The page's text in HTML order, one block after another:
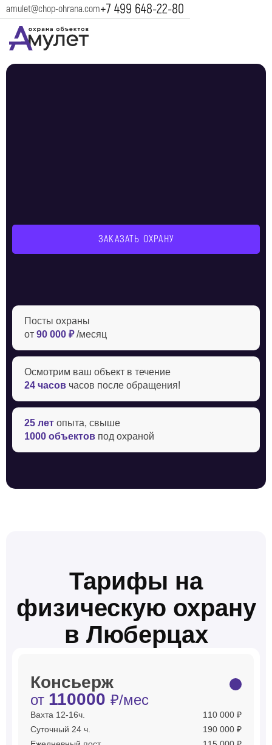
amulet@chop-ohrana.com+7 499 648-22-80
ЗАКАЗАТЬ ОХРАНУ
Посты охраны
от 90 000 ₽/месяц
Осмотрим ваш объект в течение ‍
24 часов часов после обращения!
25 лет опыта, свыше
1000 объектов под охраной
Тарифы на
физическую охрану
в Люберцах
Консьерж
от 110000 ₽/мес
Вахта 12-16ч.
110 000 ₽
Суточный 24 ч.
190 000 ₽